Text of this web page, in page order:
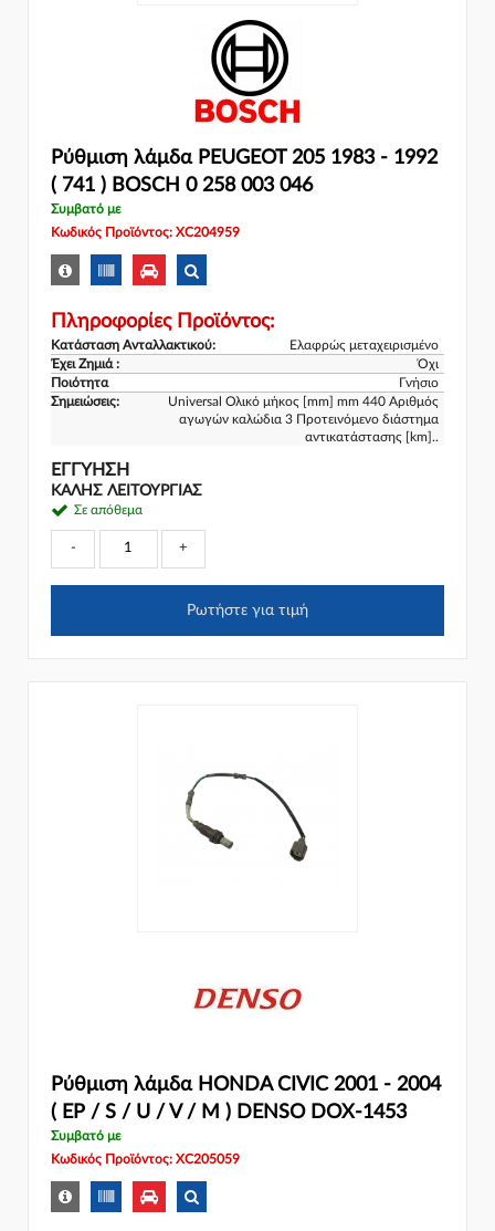
Ρύθμιση λάμδα PEUGEOT 205 1983 - 1992
( 741 ) BOSCH 0 258 003 046
Συμβατό με
Κωδικός Προϊόντος: XC204959
Πληροφορίες Προϊόντος:
Κατάσταση Ανταλλακτικού:
Ελαφρώς μεταχειρισμένο
Έχει Ζημιά :
Όχι
Ποιότητα
Γνήσιο
Σημειώσεις:
Universal Ολικό μήκος [mm] mm 440 Αριθμός
αγωγών καλώδια 3 Προτεινόμενο διάστημα
αντικατάστασης [km]..
ΕΓΓΎΗΣΗ
ΚΑΛΗΣ ΛΕΙΤΟΥΡΓΙΑΣ
Σε απόθεμα
- +
Ρωτήστε για τιμή
Ρύθμιση λάμδα HONDA CIVIC 2001 - 2004
( EP / S / U / V / M ) DENSO DOX-1453
Συμβατό με
Κωδικός Προϊόντος: XC205059